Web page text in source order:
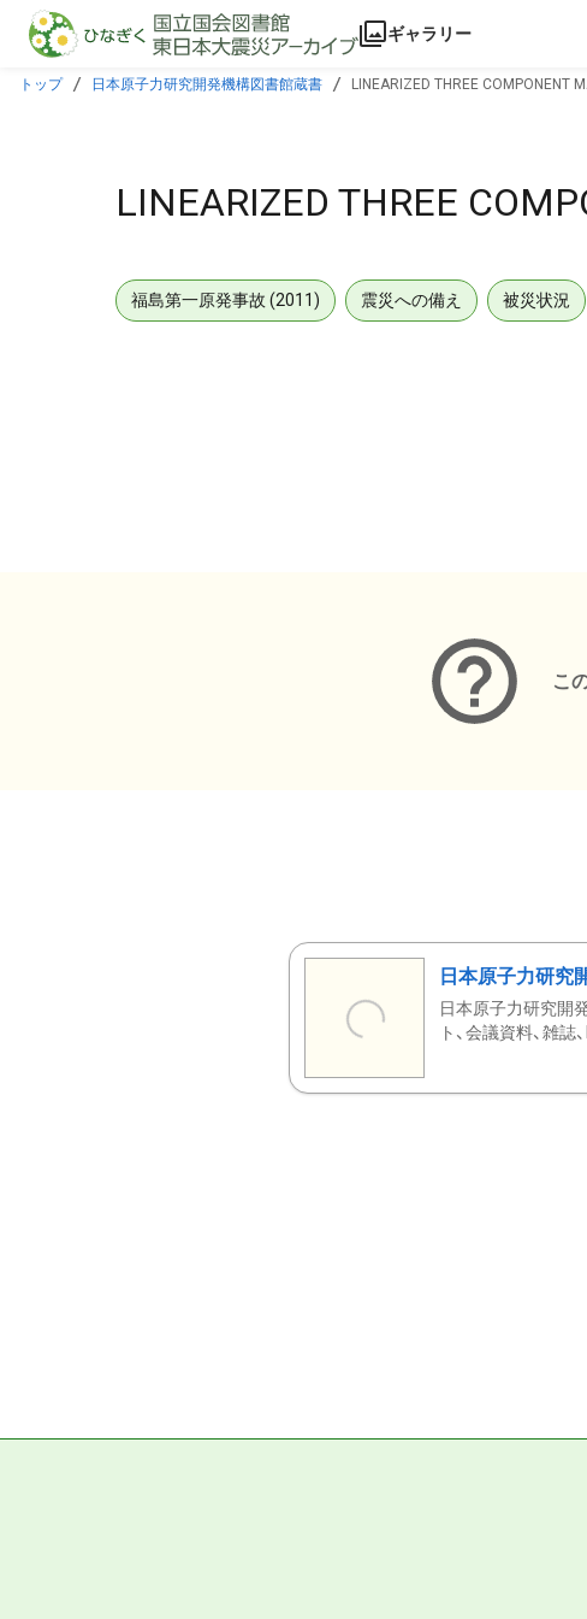
本文に飛ぶ
ギャラリー
トップ 日本原子力研究開発機構図書館蔵書 LINEARIZED THREE COMPONENT
LINEARIZED THREE
福島第一原発事故 (2011) 震災への備え 被災状況
こ
日本原子力研究
日本原子力研究開
ト、会議資料、雑誌